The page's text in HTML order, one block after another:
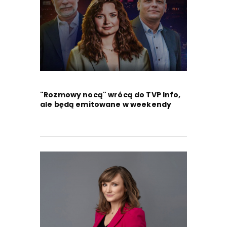
"Rozmowy nocą" wrócą do TVP Info,
ale będą emitowane w weekendy